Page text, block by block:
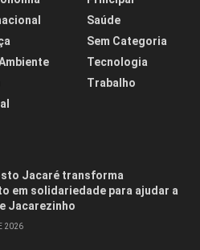
Saúde
Sem Categoria
Tecnologia
Trabalho
Jacaré transforma
em solidariedade para ajudar a
Jacarezinho
2026